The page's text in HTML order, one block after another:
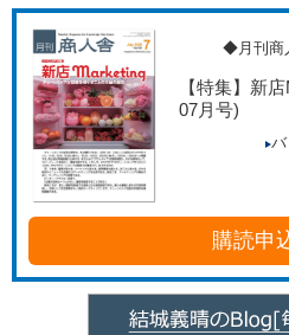
◆月刊商
【特集】新
07月号)
バ
購読申